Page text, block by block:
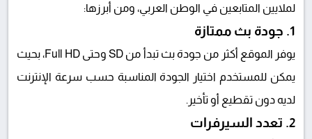
لملايين المتابعين في الوطن العربي، ومن أبرزها:
1. جودة بث ممتازة
يوفر الموقع أكثر من جودة بث تبدأ من SD وحتى Full HD، بحيث
يمكن للمستخدم اختيار الجودة المناسبة حسب سرعة الإنترنت
لديه دون تقطيع أو تأخير.
2. تعدد السيرفرات